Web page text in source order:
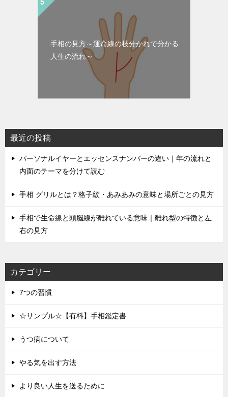
手相の見方～運命線の枝分かれで分かる
人生の流れ～
最近の投稿
パーソナルイヤーとエッセンスナンバーの違い｜年の流れと
内面のテーマを分けて読む
手相 グリルとは？格子紋・あみあみの意味と場所ごとの見方
手相で生命線と頭脳線が離れている意味｜離れ型の特徴と左
右の見方
カテゴリー
7つの習慣
☆サンプル☆【有料】手相鑑定書
うつ病について
やる気を出す方法
より良い人生を送るために